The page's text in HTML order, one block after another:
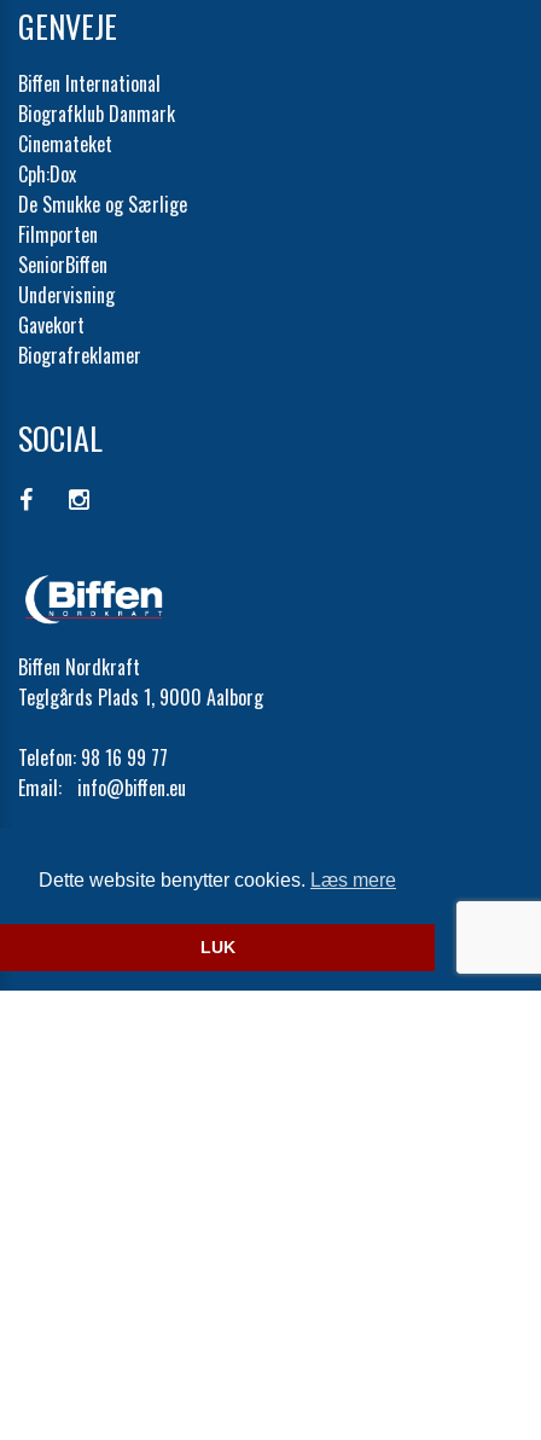
Dette website benytter cookies. Læs mere
LUK
GENVEJE
Biffen International
Biografklub Danmark
Cinemateket
Cph:Dox
De Smukke og Særlige
Filmporten
SeniorBiffen
Undervisning
Gavekort
Biografreklamer
SOCIAL
Biffen Nordkraft
Teglgårds Plads 1, 9000 Aalborg
Telefon: 98 16 99 77
Email: info@biffen.eu